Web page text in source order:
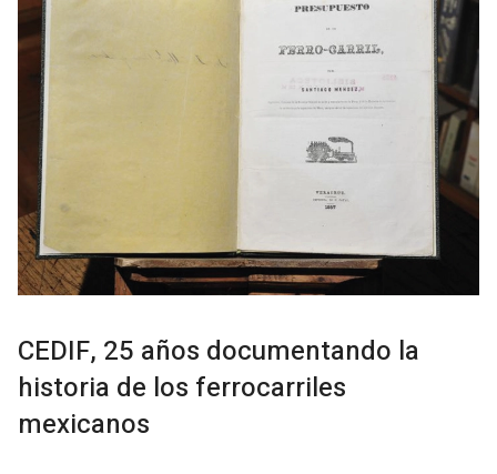
CEDIF, 25 años documentando la
historia de los ferrocarriles
mexicanos